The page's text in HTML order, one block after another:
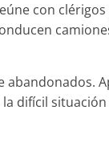
con
difícil